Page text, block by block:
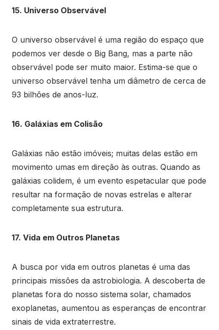
15. Universo Observável
O universo observável é uma região do espaço que
podemos ver desde o Big Bang, mas a parte não
observável pode ser muito maior. Estima-se que o
universo observável tenha um diâmetro de cerca de
93 bilhões de anos-luz.
16. Galáxias em Colisão
Galáxias não estão imóveis; muitas delas estão em
movimento umas em direção às outras. Quando as
galáxias colidem, é um evento espetacular que pode
resultar na formação de novas estrelas e alterar
completamente sua estrutura.
17. Vida em Outros Planetas
A busca por vida em outros planetas é uma das
principais missões da astrobiologia. A descoberta de
planetas fora do nosso sistema solar, chamados
exoplanetas, aumentou as esperanças de encontrar
sinais de vida extraterrestre.